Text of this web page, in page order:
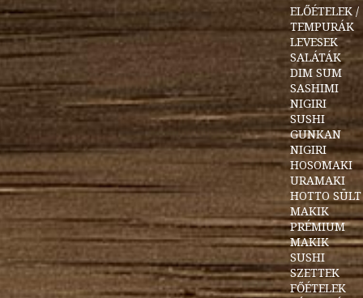
ELŐÉTELEK /
TEMPURÁK
LEVESEK
SALÁTÁK
DIM SUM
SASHIMI
NIGIRI
SUSHI
GUNKAN
NIGIRI
HOSOMAKI
URAMAKI
HOTTO SÜLT
MAKIK
PRÉMIUM
MAKIK
SUSHI
SZETTEK
FŐÉTELEK